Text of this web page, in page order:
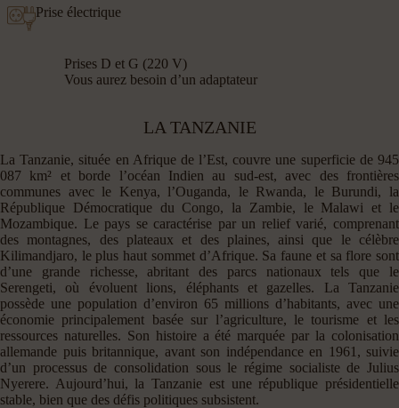
Prise électrique
Prises D et G (220 V)
Vous aurez besoin d’un adaptateur
LA TANZANIE
La Tanzanie, située en Afrique de l’Est, couvre une superficie de 945
087 km² et borde l’océan Indien au sud-est, avec des frontières
communes avec le Kenya, l’Ouganda, le Rwanda, le Burundi, la
République Démocratique du Congo, la Zambie, le Malawi et le
Mozambique. Le pays se caractérise par un relief varié, comprenant
des montagnes, des plateaux et des plaines, ainsi que le célèbre
Kilimandjaro, le plus haut sommet d’Afrique. Sa faune et sa flore sont
d’une grande richesse, abritant des parcs nationaux tels que le
Serengeti, où évoluent lions, éléphants et gazelles. La Tanzanie
possède une population d’environ 65 millions d’habitants, avec une
économie principalement basée sur l’agriculture, le tourisme et les
ressources naturelles. Son histoire a été marquée par la colonisation
allemande puis britannique, avant son indépendance en 1961, suivie
d’un processus de consolidation sous le régime socialiste de Julius
Nyerere. Aujourd’hui, la Tanzanie est une république présidentielle
stable, bien que des défis politiques subsistent.